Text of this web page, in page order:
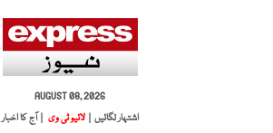
AUGUST 08, 2026
اشتہار لگائیں |
لائیو ٹی وی | آج کا اخبار